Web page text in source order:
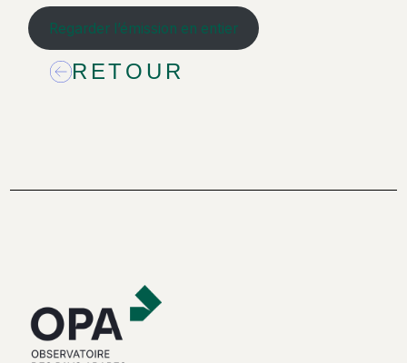
Regarder l’émission en entier
RETOUR